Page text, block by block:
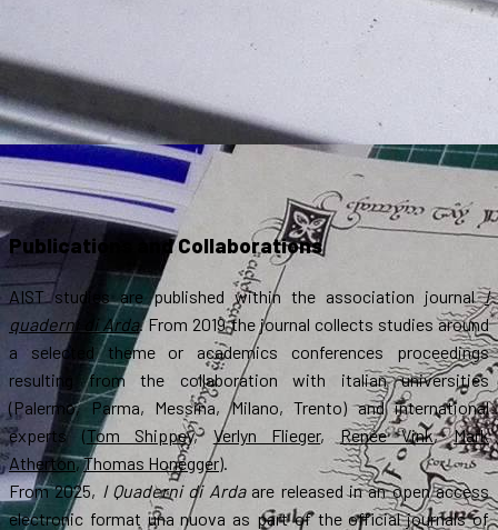
Publications and Collaborations
AIST studies are published within the association journalI
quaderni di Arda. From 2019 the journal collects studies around
a selected theme or academics conferences proceedings
resulting from the collaboration with italian universities
(Palermo, Parma, Messina, Milano, Trento) and international
experts (Tom Shippey, Verlyn Flieger,Renée Vink,Mark
Atherton,Thomas Honegger).
From 2025, I Quaderni di Ardaare released in an open access
electronic format una nuova as part of the official journals of